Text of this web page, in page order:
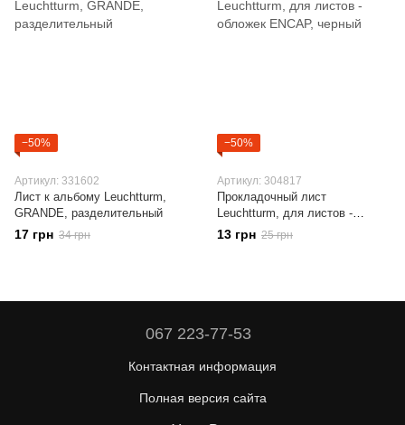
−50%
Артикул: 331602
Лист к альбому Leuchtturm,
GRANDE, разделительный
17 грн 34 грн
−50%
Артикул: 304817
Прокладочный лист
Leuchtturm, для листов -
обложек ENCAP, черный
13 грн 25 грн
067 223-77-53
Контактная информация
Полная версия сайта